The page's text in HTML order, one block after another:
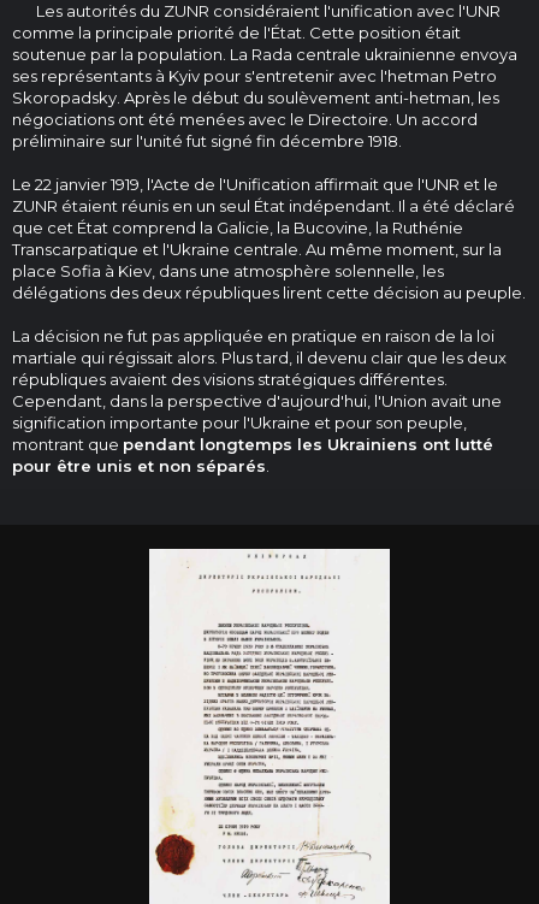
Les autorités du ZUNR considéraient l'unification avec l'UNR
comme la principale priorité de l'État. Cette position était
soutenue par la population. La Rada centrale ukrainienne envoya
ses représentants à Kyiv pour s'entretenir avec l'hetman Petro
Skoropadsky. Après le début du soulèvement anti-hetman, les
négociations ont été menées avec le Directoire. Un accord
préliminaire sur l'unité fut signé fin décembre 1918.
Le 22 janvier 1919, l'Acte de l'Unification affirmait que l'UNR et le
ZUNR étaient réunis en un seul État indépendant. Il a été déclaré
que cet État comprend la Galicie, la Bucovine, la Ruthénie
Transcarpatique et l'Ukraine centrale. Au même moment, sur la
place Sofia à Kiev, dans une atmosphère solennelle, les
délégations des deux républiques lirent cette décision au peuple.
La décision ne fut pas appliquée en pratique en raison de la loi
martiale qui régissait alors. Plus tard, il devenu clair que les deux
républiques avaient des visions stratégiques différentes.
Cependant, dans la perspective d'aujourd'hui, l'Union avait une
signification importante pour l'Ukraine et pour son peuple,
montrant que pendant longtemps les Ukrainiens ont lutté
pour être unis et non séparés.